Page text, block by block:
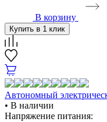
В корзину
Купить в 1 клик
Автономный
• В наличии
Напряжение питания: